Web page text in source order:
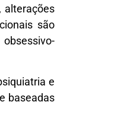
alterações
são
e
baseadas